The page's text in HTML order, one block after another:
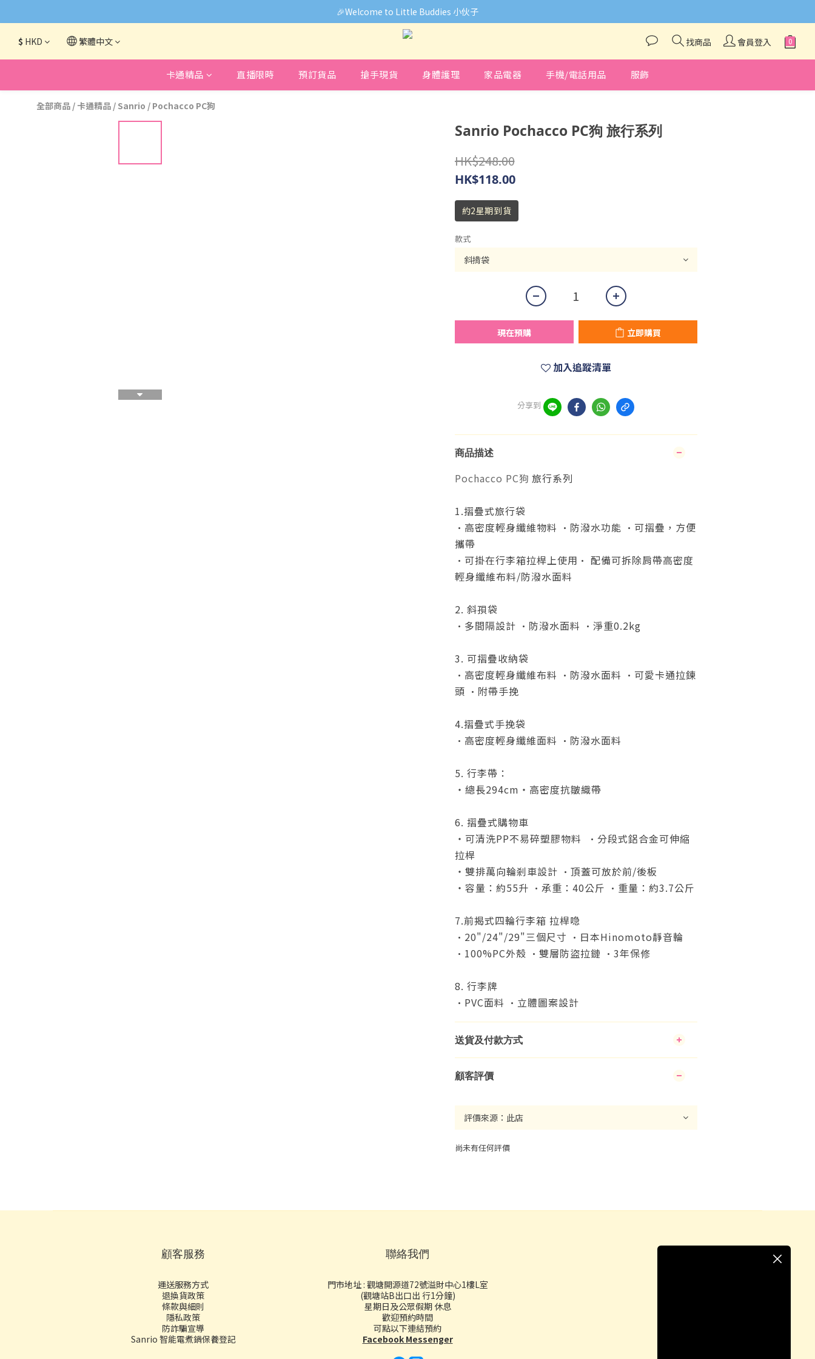
🎉Welcome to Little Buddies 小伙子
🎉Welcome to Little Buddies 小伙子
網頁系統升級中，部份貨品價錢未能正確顯示🙏下單前可先Facebook Messenger與我們聯絡❤️
🎉Welcome to Little Buddies 小伙子
$ HKD 繁體中文 找商品 會員登入
卡通精品 直播限時 預訂貨品 搶手現貨 身體護理 家品電器 手機/電話用品 服飾
全部商品 / 卡通精品 / Sanrio / Pochacco PC狗
Sanrio Pochacco PC狗 旅行系列
HK$248.00
HK$118.00
約2星期到貨
款式
現在預購 立即購買
加入追蹤清單
分享到
商品描述
Pochacco PC狗 旅行系列
1.摺疊式旅行袋
•高密度輕身纖維物料 •防潑水功能 •可摺疊，方便
攜帶
•可掛在行李箱拉桿上使用• 配備可拆除肩帶高密度
輕身纖維布料/防潑水面料
2. 斜孭袋
• 多間隔設計 •防潑水面料 •淨重0.2kg
3. 可摺疊收納袋
• 高密度輕身纖維布料 •防潑水面料 • 可愛卡通拉鍊
頭 •附帶手挽
4.摺疊式手挽袋
• 高密度輕身纖維面料 •防潑水面料
5. 行李帶：
・ 總長294cm ・高密度抗皺織帶
6. 摺疊式購物車
・ 可清洗PP不易碎塑膠物料 •分段式鋁合金可伸縮
拉桿
・ 雙排萬向輪剎車設計 •頂蓋可放於前/後板
・ 容量：約55升 •承重：40公斤 •重量：約3.7公斤
7.前揭式四輪行李箱 拉桿喼
• 20"/24"/29"三個尺寸 • 日本Hinomoto靜音輪
• 100%PC外殼 • 雙層防盜拉鏈 •3年保修
8. 行李牌
• PVC面料 •立體圖案設計
送貨及付款方式
顧客評價
尚未有任何評價
顧客服務
運送服務方式
退換貨政策
條款與細則
隱私政策
防詐騙宣導
Sanrio 智能電煮鍋保養登記
聯絡我們
門市地址 : 觀塘開源道72號溢財中心1樓L室
(觀塘站B出口出 行1分鐘)
星期日及公眾假期 休息
歡迎預約時間
可點以下連結預約
Facebook Messenger